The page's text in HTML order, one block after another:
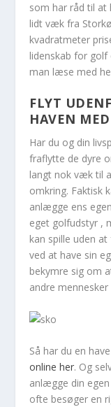
som har råd til at
lidt væk fra
kvadratmeter
lidenskab for
man læse med
FLYT
HAVEN
Har du og din
fraflytte de dyre
langt nok væk til
omkring. Faktisk
anlægge ens
eget golfudstyr ,
kan spille uden
ved at have sin
bekymre sig om
andre
Så har du en
online her. Og
anlægge din
ofte besøger en